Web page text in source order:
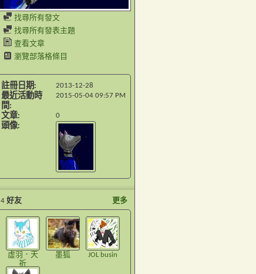
找尋所有發文
找尋所有發表主題
查看文章
瀏覽部落格條目
註冊日期 2013-12-28
最近活動時
間
2015-05-04 09:57 PM
文章 0
頭像
更多
4 好友
虛羽．天
祈
墨狐 JOL busin